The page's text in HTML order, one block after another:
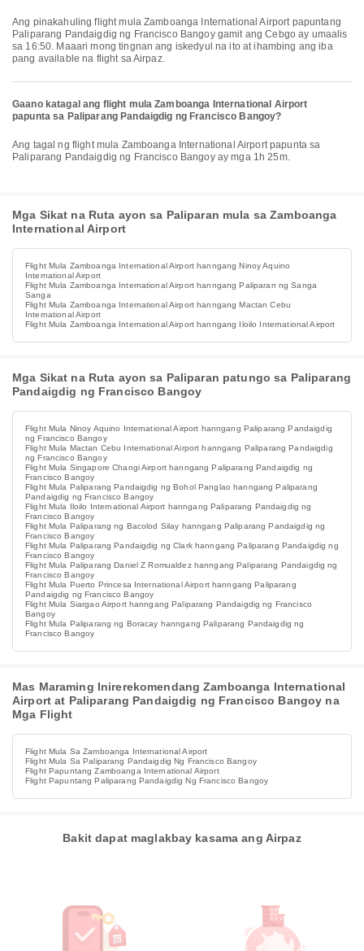
Ang pinakahuling flight mula Zamboanga International Airport papuntang
Paliparang Pandaigdig ng Francisco Bangoy gamit ang Cebgo ay umaalis
sa 16:50. Maaari mong tingnan ang iskedyul na ito at ihambing ang iba
pang available na flight sa Airpaz.
Gaano katagal ang flight mula Zamboanga International Airport
papunta sa Paliparang Pandaigdig ng Francisco Bangoy?
Ang tagal ng flight mula Zamboanga International Airport papunta sa
Paliparang Pandaigdig ng Francisco Bangoy ay mga 1h 25m.
Mga Sikat na Ruta ayon sa Paliparan mula sa Zamboanga
International Airport
Flight Mula Zamboanga International Airport hanngang Ninoy Aquino
International Airport
Flight Mula Zamboanga International Airport hanngang Paliparan ng Sanga
Sanga
Flight Mula Zamboanga International Airport hanngang Mactan Cebu
International Airport
Flight Mula Zamboanga International Airport hanngang Iloilo International Airport
Mga Sikat na Ruta ayon sa Paliparan patungo sa Paliparang
Pandaigdig ng Francisco Bangoy
Flight Mula Ninoy Aquino International Airport hanngang Paliparang Pandaigdig
ng Francisco Bangoy
Flight Mula Mactan Cebu International Airport hanngang Paliparang Pandaigdig
ng Francisco Bangoy
Flight Mula Singapore Changi Airport hanngang Paliparang Pandaigdig ng
Francisco Bangoy
Flight Mula Paliparang Pandaigdig ng Bohol Panglao hanngang Paliparang
Pandaigdig ng Francisco Bangoy
Flight Mula Iloilo International Airport hanngang Paliparang Pandaigdig ng
Francisco Bangoy
Flight Mula Paliparang ng Bacolod Silay hanngang Paliparang Pandaigdig ng
Francisco Bangoy
Flight Mula Paliparang Pandaigdig ng Clark hanngang Paliparang Pandaigdig ng
Francisco Bangoy
Flight Mula Paliparang Daniel Z Romualdez hanngang Paliparang Pandaigdig ng
Francisco Bangoy
Flight Mula Puerto Princesa International Airport hanngang Paliparang
Pandaigdig ng Francisco Bangoy
Flight Mula Siargao Airport hanngang Paliparang Pandaigdig ng Francisco
Bangoy
Flight Mula Paliparang ng Boracay hanngang Paliparang Pandaigdig ng
Francisco Bangoy
Mas Maraming Inirerekomendang Zamboanga International
Airport at Paliparang Pandaigdig ng Francisco Bangoy na
Mga Flight
Flight Mula Sa Zamboanga International Airport
Flight Mula Sa Paliparang Pandaigdig Ng Francisco Bangoy
Flight Papuntang Zamboanga International Airport
Flight Papuntang Paliparang Pandaigdig Ng Francisco Bangoy
Bakit dapat maglakbay kasama ang Airpaz